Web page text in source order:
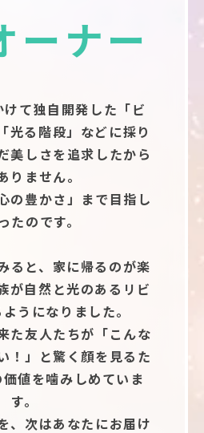
ーナー
て独自開発した「ビ
光る階段」などに採り
美しさを追求したから
りません。
の豊かさ」まで目指し
たのです。
ると、家に帰るのが楽
が自然と光のあるリビ
うになりました。
た友人たちが「こんな
！」と驚く顔を見るた
値を噛みしめていま
す。
、次はあなたにお届け